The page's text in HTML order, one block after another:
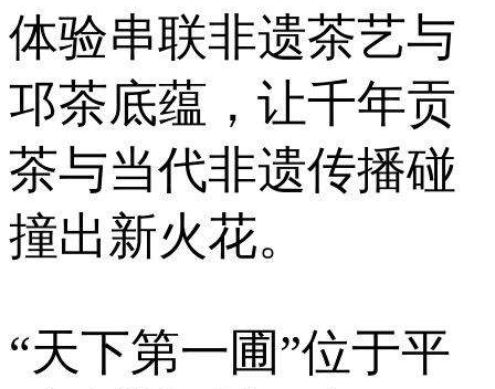
体验串联非遗茶艺与
邛茶底蕴，让千年贡
茶与当代非遗传播碰
撞出新火花。
“天下第一圃”位于平